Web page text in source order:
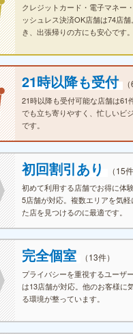
クレジットカード・電子マネー
ッシュレス決済OK店舗は74店
き、出張帰りの方にも安心です。
21時以降も受付
21時以降も受付可能な店舗は61
でも立ち寄りやすく、忙しいビ
です。
初回割引あり （15件
初めて利用する店舗でお得に体
5店舗が対応。複数エリアを気
た店を見つけるのに最適です。
完全個室 （13件）
プライバシーを重視するユーザ
は13店舗が対応。他のお客様に
る環境が整っています。